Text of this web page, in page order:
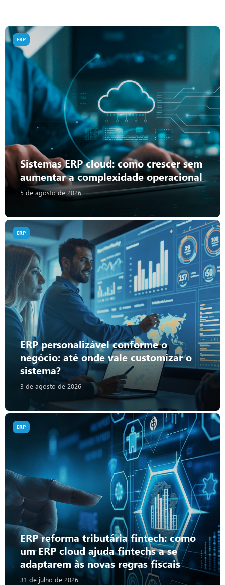
Sistemas ERP cloud: como crescer sem
aumentar a complexidade operacional
5 de agosto de 2026
ERP
ERP personalizável conforme o
negócio: até onde vale customizar o
sistema?
3 de agosto de 2026
ERP
ERP reforma tributária fintech: como
um ERP cloud ajuda fintechs a se
adaptarem às novas regras fiscais
31 de julho de 2026
ERP